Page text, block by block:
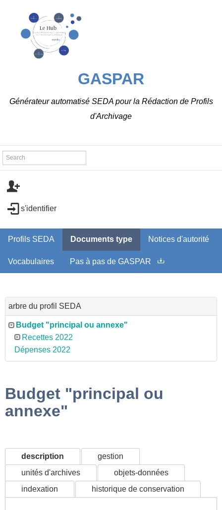
GASPAR
Générateur automatisé SEDA pour la Rédaction de Profils
d'Archivage
s'identifier
Profils SEDA Documents type Notices d'autorité
Vocabulaires Pas à pas de GASPAR
arbre du profil SEDA
Budget "principal ou annexe"
Recettes 2022
Dépenses 2022
Budget "principal ou
annexe"
description
gestion
unités d'archives
objets-données
indexation
historique de conservation